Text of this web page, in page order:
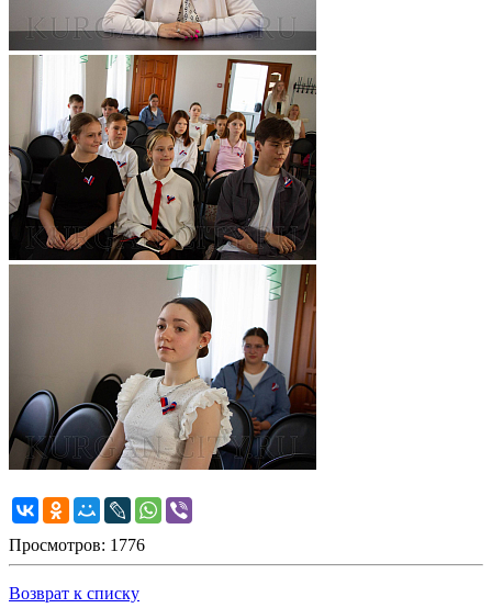
Просмотров: 1776
Возврат к списку